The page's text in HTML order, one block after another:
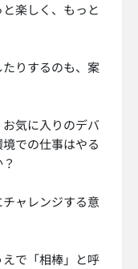
楽しく、もっと
りするのも、案
気に入りのデバ
での仕事はやる
ャレンジする意
で「相棒」と呼